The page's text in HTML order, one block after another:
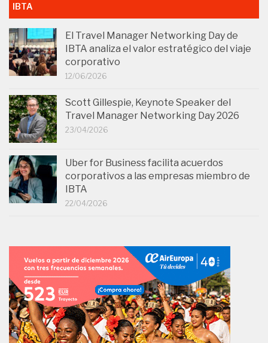
IBTA
El Travel Manager Networking Day de
IBTA analiza el valor estratégico del viaje
corporativo
12/06/2026
Scott Gillespie, Keynote Speaker del
Travel Manager Networking Day 2026
23/04/2026
Uber for Business facilita acuerdos
corporativos a las empresas miembro de
IBTA
22/04/2026